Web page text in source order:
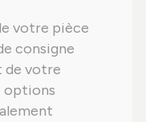
votre pièce
consigne
de votre
options